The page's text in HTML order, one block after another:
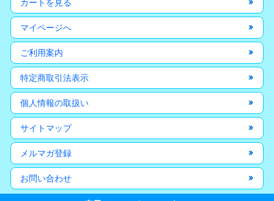
カートを見る
マイページへ
ご利用案内
特定商取引法表示
個人情報の取扱い
サイトマップ
メルマガ登録
お問い合わせ